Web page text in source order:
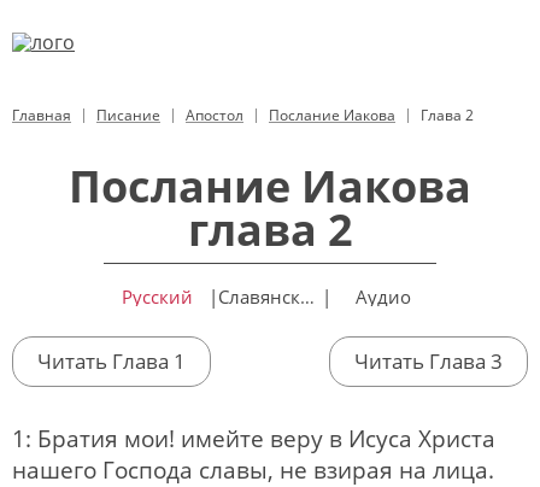
Главная Писание Апостол Послание Иакова Глава 2
Послание Иакова
глава 2
Русский | Славянский | Аудио
Читать Глава 1 Читать Глава 3
1: Братия мои! имейте веру в Исуса Христа
нашего Господа славы, не взирая на лица.